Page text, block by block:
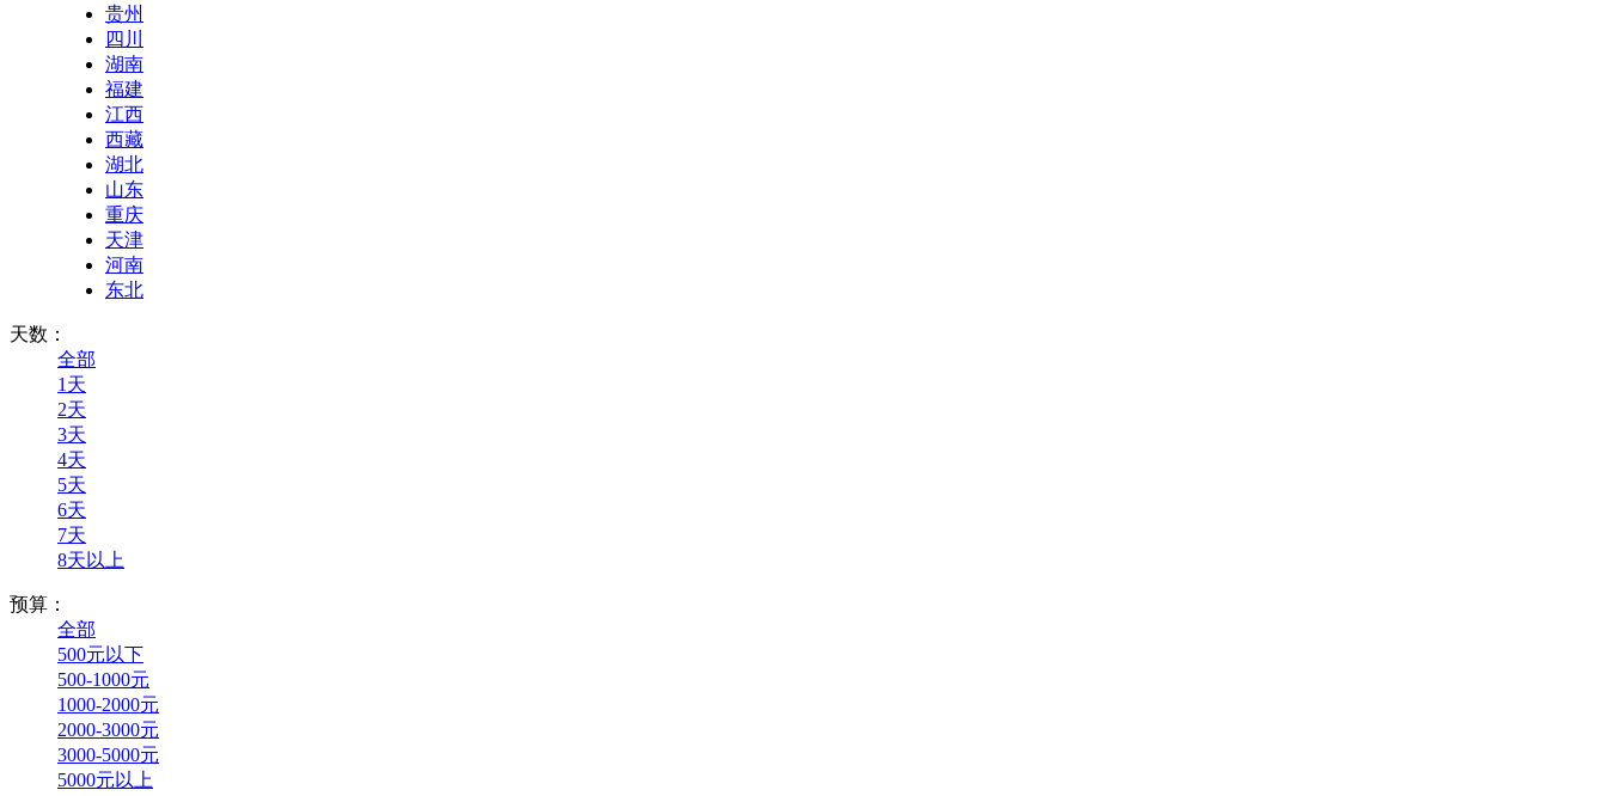
贵州
四川
湖南
福建
江西
西藏
湖北
山东
重庆
天津
河南
东北
天数：
全部
1天
2天
3天
4天
5天
6天
7天
8天以上
预算：
全部
500元以下
500-1000元
1000-2000元
2000-3000元
3000-5000元
5000元以上